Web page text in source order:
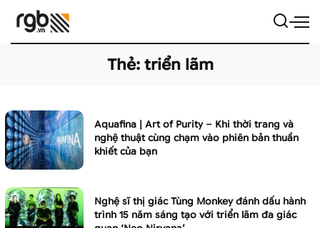
Thẻ: triển lãm
Aquafina | Art of Purity – Khi thời trang và
nghệ thuật cùng chạm vào phiên bản thuần
khiết của bạn
Nghệ sĩ thị giác Tùng Monkey đánh dấu hành
trình 15 năm sáng tạo với triển lãm đa giác